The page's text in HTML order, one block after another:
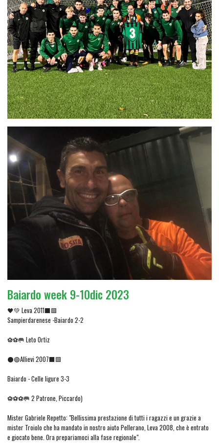
Baiardo week 9-10dic 2023
🖤💚 Leva 2011⬛🟩
Sampierdarenese -Baiardo 2-2
⚽⚽🥅 Leto Ortiz
⚫🟢Allievi 2007⬛🟩
Baiardo - Celle ligure 3-3
⚽⚽⚽🥅 2 Patrone, Piccardo)
Mister Gabriele Repetto: "Bellissima prestazione di tutti i ragazzi e un grazie a
mister Troiolo che ha mandato in nostro aiuto Pellerano, Leva 2008, che è entrato
e giocato bene. Ora prepariamoci alla fase regionale".